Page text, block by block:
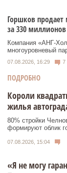
Горшков
за 330 миллионов
Компания «АНГ-
многоуровневый
07.08.2026, 16:29 7
ПОДРОБНО
Короли
жилья
80% стройки
формируют облик
07.08.2026, 15:04
«Я не могу